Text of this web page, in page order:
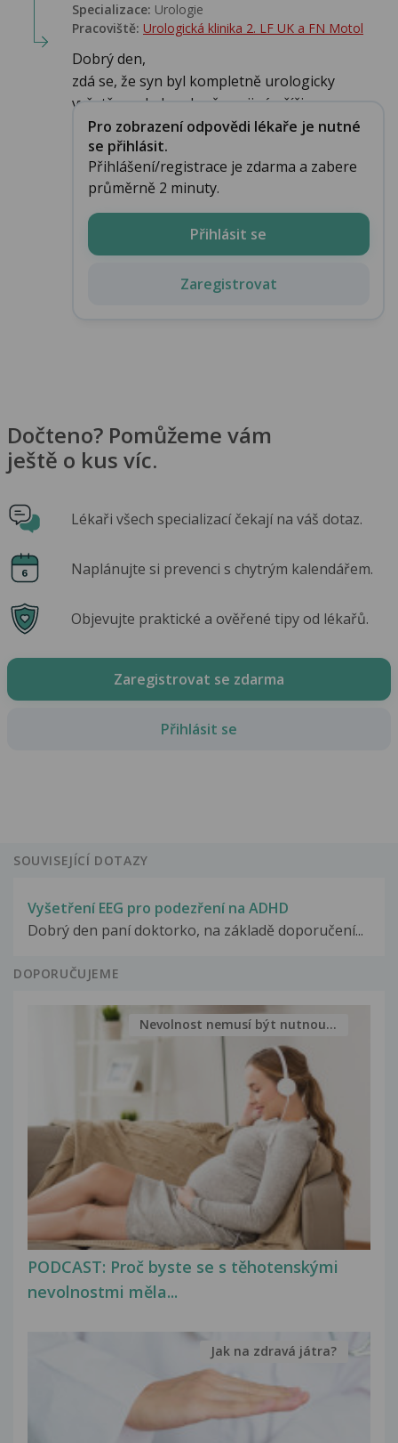
Specializace: Urologie‎
Pracoviště: Urologická klinika 2. LF UK a FN Motol
Dobrý den,
zdá se, že syn byl kompletně urologicky
vyšetřen a byla vyloučena jiná příči...
Pro zobrazení odpovědi lékaře je nutné
se přihlásit.
Přihlášení/registrace je zdarma a zabere
průměrně 2 minuty.
Přihlásit se
Zaregistrovat
Dočteno? Pomůžeme vám
ještě o kus víc.
Lékaři všech specializací čekají na váš dotaz.
Naplánujte si prevenci s chytrým kalendářem.
Objevujte praktické a ověřené tipy od lékařů.
Zaregistrovat se zdarma
Přihlásit se
SOUVISEJÍCÍ DOTAZY
Vyšetření EEG pro podezření na ADHD
Dobrý den paní doktorko, na základě doporučení...
DOPORUČUJEME
PODCAST: Proč byste se s těhotenskými
nevolnostmi měla...
Nevolnost nemusí být nutnou...
Jak na zdravá játra?